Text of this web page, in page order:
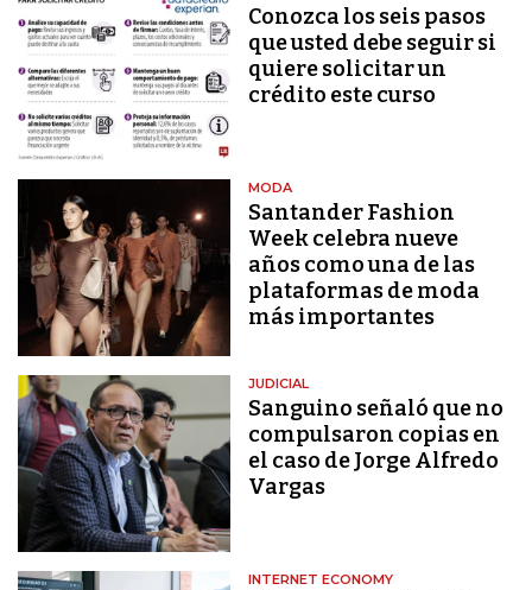
Conozca los seis pasos
que usted debe seguir si
quiere solicitar un
crédito este curso
MODA
Santander Fashion
Week celebra nueve
años como una de las
plataformas de moda
más importantes
JUDICIAL
Sanguino señaló que no
compulsaron copias en
el caso de Jorge Alfredo
Vargas
INTERNET ECONOMY